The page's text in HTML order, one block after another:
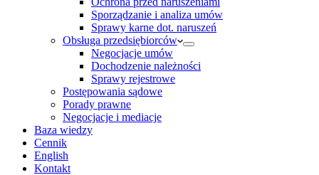
Sporządzanie i analiza umów
Sprawy karne dot. naruszeń
Obsługa przedsiębiorców
Negocjacje umów
Dochodzenie należności
Sprawy rejestrowe
Postępowania sądowe
Porady prawne
Negocjacje i mediacje
Baza wiedzy
Cennik
English
Kontakt